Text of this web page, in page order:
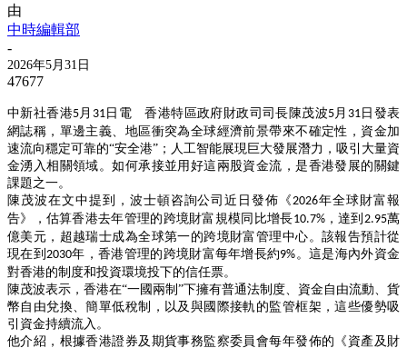
由
中時編輯部
-
2026年5月31日
47677
中新社香港5 月 31 日電 香港特區政府財政司司長陳茂波5 月 31 日發表
網誌稱，單邊主義、地區衝突為全球經濟前景帶來不確定性，資金加
速流向穩定可靠的“安全港”；人工智能展現巨大發展潛力，吸引大量資
金湧入相關領域。如何承接並用好這兩股資金流，是香港發展的關鍵
課題之一。
陳茂波在文中提到，波士頓咨詢公司近日發佈《2026年全球財富報
告》，估算香港去年管理的跨境財富規模同比增長10.7%，達到 2.95萬
億美元，超越瑞士成為全球第一的跨境財富管理中心。該報告預計從
現在到 2030年，香港管理的跨境財富每年增長約9% 。這是海內外資金
對香港的制度和投資環境投下的信任票。
陳茂波表示，香港在“一國兩制”下擁有普通法制度、資金自由流動、貨
幣自由兌換、簡單低稅制，以及與國際接軌的監管框架，這些優勢吸
引資金持續流入。
他介紹，根據香港證券及期貨事務監察委員會每年發佈的《資產及財